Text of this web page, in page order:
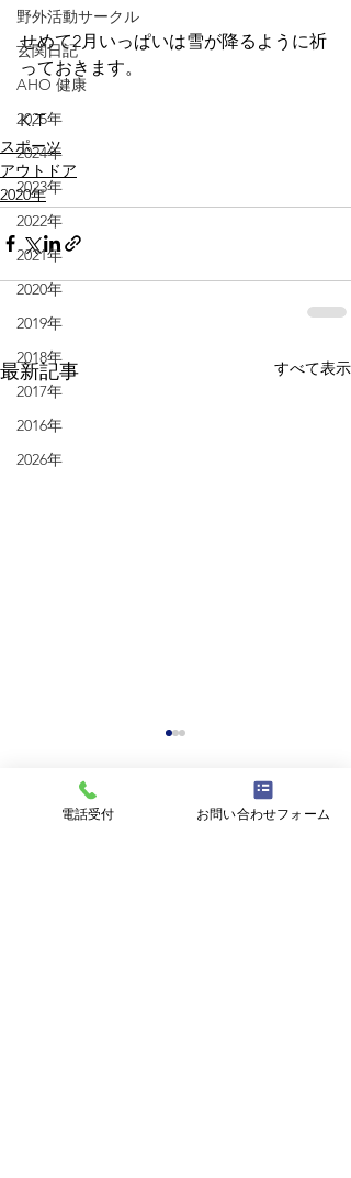
野外活動サークル
玄関日記
AHO 健康
2025年
2024年
2023年
2022年
2021年
2020年
2019年
2018年
2017年
2016年
2026年
せめて2月いっぱいは雪が降るように祈
っておきます。
K.T
スポーツ
アウトドア
2020年
最新記事 すべて表示
コメント電話受付 お問い合わせフォーム